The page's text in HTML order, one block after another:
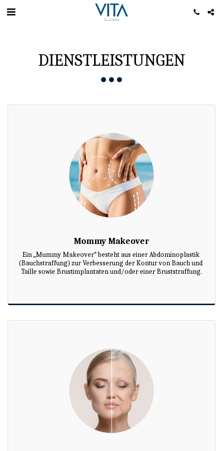
DIENSTLEISTUNGEN
Mommy Makeover
Ein „Mummy Makeover“ besteht aus einer Abdominoplastik
(Bauchstraffung) zur Verbesserung der Kontur von Bauch und
Taille sowie Brustimplantaten und/oder einer Bruststraffung.